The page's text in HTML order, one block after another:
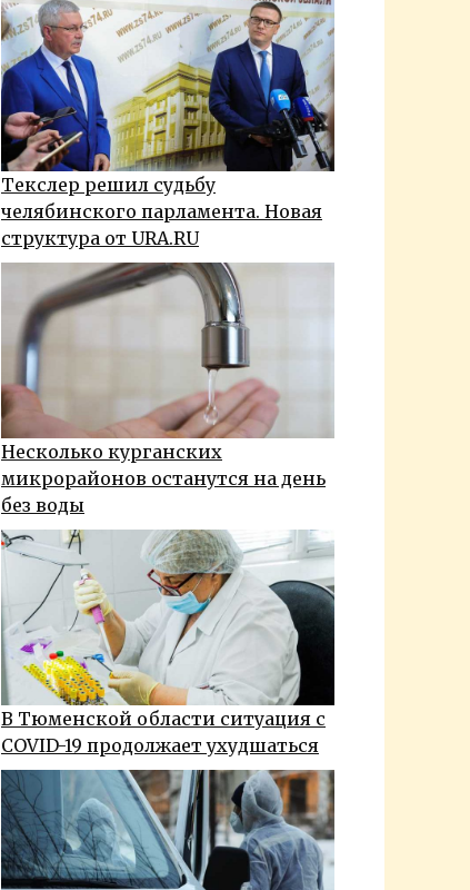
Текслер решил судьбу
челябинского парламента. Новая
структура от URA.RU
Несколько курганских
микрорайонов останутся на день
без воды
В Тюменской области ситуация с
COVID-19 продолжает ухудшаться